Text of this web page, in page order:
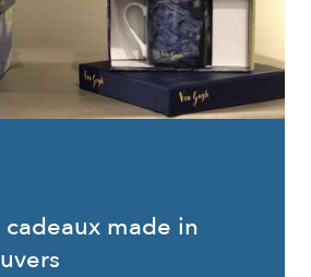
made in